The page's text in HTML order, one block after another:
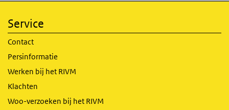
Service
Contact
Persinformatie
Werken bij het RIVM
Klachten
Woo-verzoeken bij het RIVM